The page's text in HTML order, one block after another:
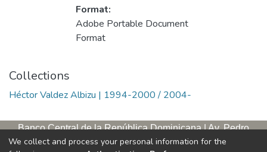
Format:
Adobe Portable Document
Format
Collections
Héctor Valdez Albizu | 1994-2000 / 2004-
Banco Central de la República Dominicana | Av. Pedro
Henríquez Ureña, esq. Av. Leopoldo Navarro. Antigua sede,
We collect and process your personal information for the